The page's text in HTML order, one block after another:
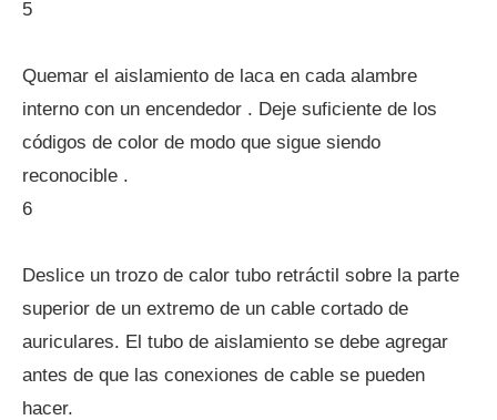
5
Quemar el aislamiento de laca en cada alambre
interno con un encendedor . Deje suficiente de los
códigos de color de modo que sigue siendo
reconocible .
6
Deslice un trozo de calor tubo retráctil sobre la parte
superior de un extremo de un cable cortado de
auriculares. El tubo de aislamiento se debe agregar
antes de que las conexiones de cable se pueden
hacer.